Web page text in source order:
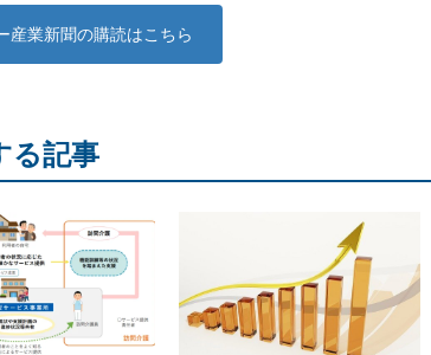
産業新聞の購読はこちら
る記事